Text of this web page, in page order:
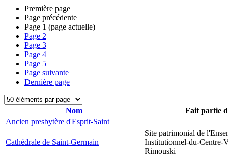
Première page
Page précédente
Page 1 (page actuelle)
Page 2
Page 3
Page 4
Page 5
Page suivante
Dernière page
Nom
Fait partie
Ancien presbytère d'Esprit-Saint
Cathédrale de Saint-Germain
Site patrimonial de
Institutionnel-du-Centre-
Rimouski